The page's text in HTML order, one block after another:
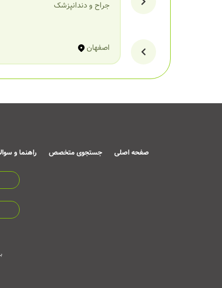
جراح و دندانپزشک
اصفهان
صفحه اصلی جستجوی متخصص راهنما و